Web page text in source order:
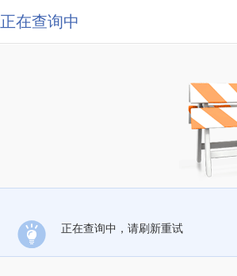
正在查询中
正在查询中，请刷新重试